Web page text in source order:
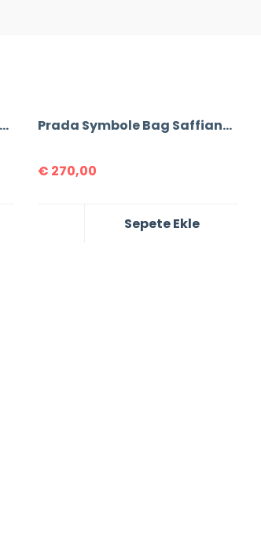
Prada Re-Edition 2005 Saffiano Leather Bag Prada Symbole Bag Saffiano Leather
€ 270,00
Sepete Ekle